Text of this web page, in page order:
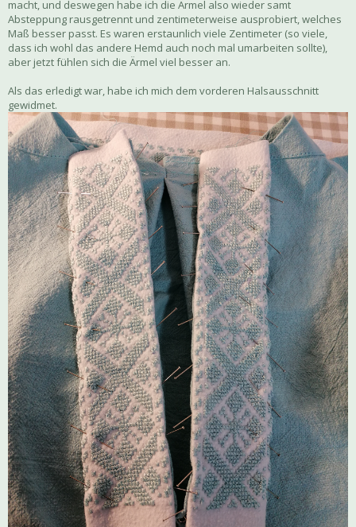
macht, und deswegen habe ich die Ärmel also wieder samt
Absteppung rausgetrennt und zentimeterweise ausprobiert, welches
Maß besser passt. Es waren erstaunlich viele Zentimeter (so viele,
dass ich wohl das andere Hemd auch noch mal umarbeiten sollte),
aber jetzt fühlen sich die Ärmel viel besser an.
Als das erledigt war, habe ich mich dem vorderen Halsausschnitt
gewidmet.